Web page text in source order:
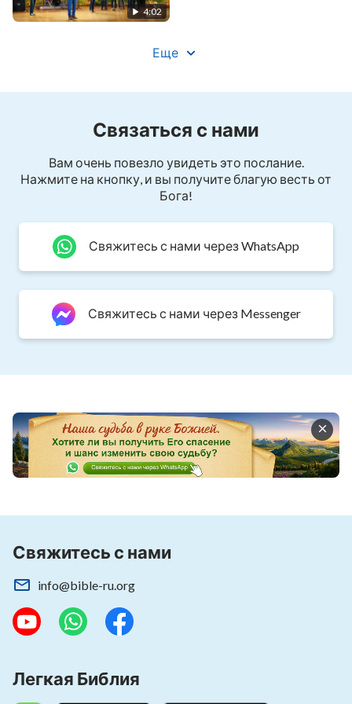
Прекрасный и благородный – таков лик Его.
Он никогда не уходил и никогда не исчезал.
Днем и ночью Он с людьми,
Он – постоянный спутник людей.
Его особая забота и привязанность ко всему
человечеству,
все постепенно вышло на свет, когда Он спас
город Ниневия.
Разговор между Ионой и Богом Иеговой
обнажил, как сильно Творец жалел
людей, которых Он Сам сотворил.
Ты узнаешь искренние чувства Бога
к людям через их диалог.
4:02
Еще
Связаться с нами
Вам очень повезло увидеть это послание.
Нажмите на кнопку, и вы получите благую весть от
Бога!
Свяжитесь с нами через WhatsApp
Свяжитесь с нами через Messenger
Свяжитесь с нами
info@bible-ru.org
Легкая Библия